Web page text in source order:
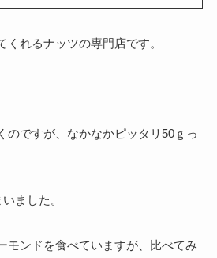
くれるナッツの専門店です。
のですが、なかなかピッタリ50ｇっ
ました。
モンドを食べていますが、比べてみ